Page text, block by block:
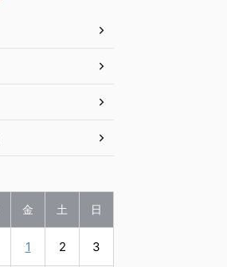
金 土 日
1 2 3